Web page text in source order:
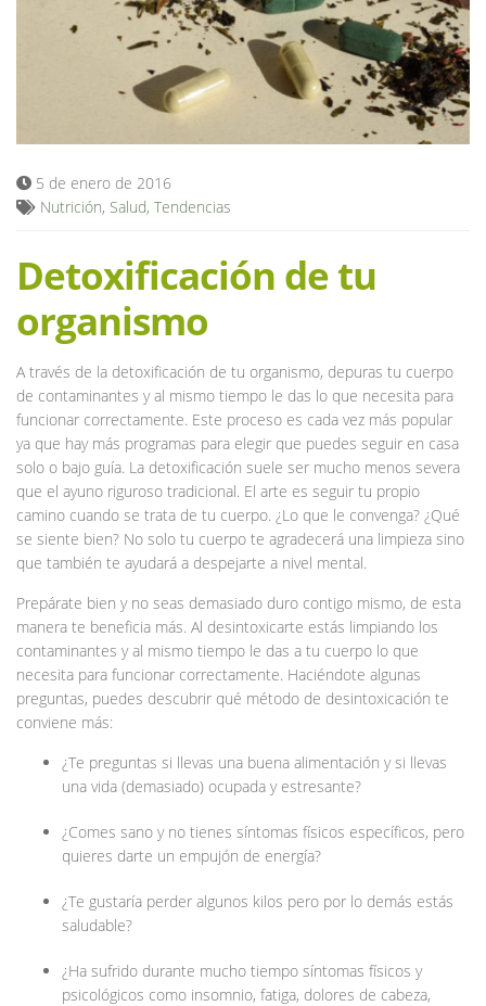
5 de enero de 2016
Nutrición, Salud, Tendencias
Detoxificación de tu
organismo
A través de la detoxificación de tu organismo, depuras tu cuerpo
de contaminantes y al mismo tiempo le das lo que necesita para
funcionar correctamente. Este proceso es cada vez más popular
ya que hay más programas para elegir que puedes seguir en casa
solo o bajo guía. La detoxificación suele ser mucho menos severa
que el ayuno riguroso tradicional. El arte es seguir tu propio
camino cuando se trata de tu cuerpo. ¿Lo que le convenga? ¿Qué
se siente bien? No solo tu cuerpo te agradecerá una limpieza sino
que también te ayudará a despejarte a nivel mental.
Prepárate bien y no seas demasiado duro contigo mismo, de esta
manera te beneficia más. Al desintoxicarte estás limpiando los
contaminantes y al mismo tiempo le das a tu cuerpo lo que
necesita para funcionar correctamente. Haciéndote algunas
preguntas, puedes descubrir qué método de desintoxicación te
conviene más:
¿Te preguntas si llevas una buena alimentación y si llevas
una vida (demasiado) ocupada y estresante?
¿Comes sano y no tienes síntomas físicos específicos, pero
quieres darte un empujón de energía?
¿Te gustaría perder algunos kilos pero por lo demás estás
saludable?
¿Ha sufrido durante mucho tiempo síntomas físicos y
psicológicos como insomnio, fatiga, dolores de cabeza,